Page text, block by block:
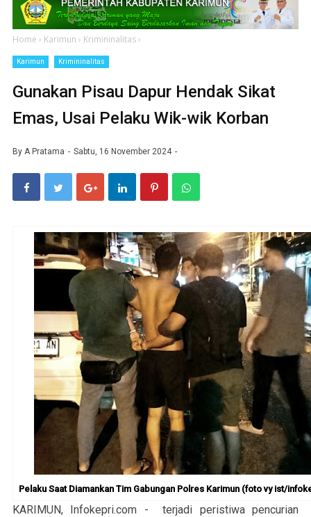
Home › Karimun › Krimininalitas›
Karimun Krimininalitas
Gunakan Pisau Dapur Hendak Sikat
Emas, Usai Pelaku Wik-wik Korban
By A Pratama Sabtu, 16 November 2024
Pelaku Saat Diamankan Tim Gabungan Polres Karimun (foto vy ist/
KARIMUN, Infokepri.com - terjadi peristiwa pencurian